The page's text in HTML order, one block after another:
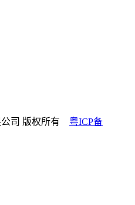
公司 版权所有 粤ICP备